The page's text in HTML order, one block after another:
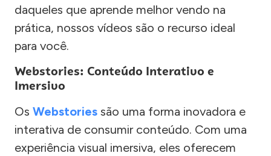
daqueles que aprende melhor vendo na
prática, nossos vídeos são o recurso ideal
para você.
Webstories: Conteúdo Interativo e
Imersivo
Os Webstories são uma forma inovadora e
interativa de consumir conteúdo. Com uma
experiência visual imersiva, eles oferecem